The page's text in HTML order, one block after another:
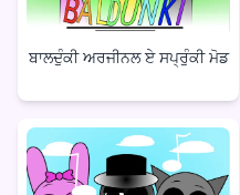
ਬਾਲਦੁੰਕੀ ਅਰਜੀਨਲ ਏ ਸਪ੍ਰੁੰਕੀ ਮੋਡ